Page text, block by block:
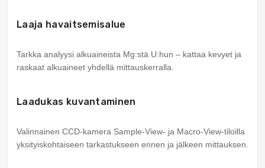
Laaja havaitsemisalue
Tarkka analyysi alkuaineista Mg:stä U:hun – kattaa kevyet ja
raskaat alkuaineet yhdellä mittauskerralla.
Laadukas kuvantaminen
Valinnainen CCD-kamera Sample-View- ja Macro-View-tiloilla
yksityiskohtaiseen tarkastukseen ennen ja jälkeen mittauksen.